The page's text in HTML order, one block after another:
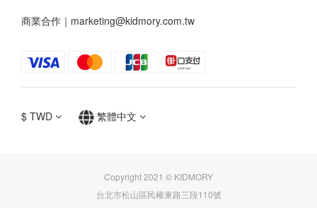
商業合作｜marketing@kidmory.com.tw
$ TWD 繁體中文
Copyright 2021 © KIDMORY
台北市松山區民權東路三段110號